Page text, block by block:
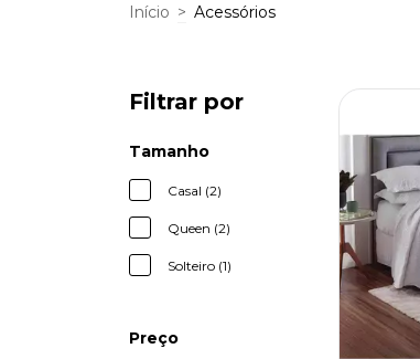
Início > Acessórios
Filtrar por
Tamanho
Casal (2)
Queen (2)
Solteiro (1)
Preço